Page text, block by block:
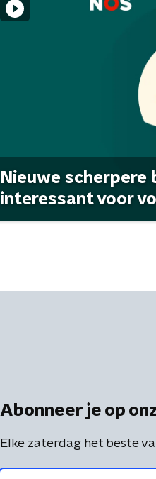
Nieuwe scherpere
interessant voor
Abonneer je op
Elke zaterdag het beste